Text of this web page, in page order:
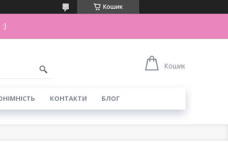
Кошик
Кошик
КОНТАКТИ БЛОГ